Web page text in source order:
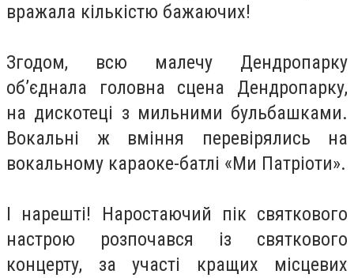
вражала кількістю бажаючих!
Згодом, всю малечу Дендропарку
об’єднала головна сцена Дендропарку,
на дискотеці з мильними бульбашками.
Вокальні ж вміння перевірялись на
вокальному караоке-батлі «Ми Патріоти».
І нарешті! Наростаючий пік святкового
настрою розпочався із святкового
концерту, за участі кращих місцевих